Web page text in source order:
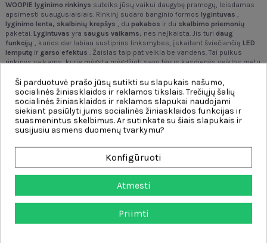
WOOPIE lyginimo rinkinys suteiks jūsų vaikui daugybę pramogų, leisdamas
apsimesti suaugusiaisiais. Rinkinį sudaro banginio formos lygintuvas ,
lyginimo lenta, skalbinių krepšys , du pakabos ir du skalbimo priemonių
paketai. Lygintuvas yra saugus vaikams, nes neįkaista. Jis turi daug
funkcijų , kurios dar labiau sustiprins linksmybes, įskaitant šviečiančią LED
lemputę ir garso efektus . Žaislas taip pat veikia be vandens. Tai puikus
rinkinys vaikams, kurie mėgsta mėgdžioti savo tėvus kasdienės veiklos metu.
Ypatybės:
- Vaikams nuo3 metųamžiaus
- Pagaminta iš aukštos kokybės medžiagų
- Apšvietimo efektai
- Garso efektai
- Puikus rinkinys vaidmenų žaidimams
Į rinkinį įeina:
- Lyginimo lenta
- 2 skalbimo miltelių pakuotės
Ši parduotuvė prašo jūsų sutikti su slapukais našumo,
socialinės žiniasklaidos ir reklamos tikslais. Trečiųjų šalių
socialinės žiniasklaidos ir reklamos slapukai naudojami
siekiant pasiūlyti jums socialinės žiniasklaidos funkcijas ir
suasmenintus skelbimus. Ar sutinkate su šiais slapukais ir
susijusiu asmens duomenų tvarkymu?
Konfigūruoti
Atmesti
Priimti